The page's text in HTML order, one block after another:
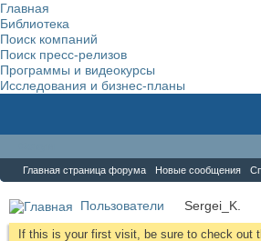
Главная
Библиотека
Поиск компаний
Поиск пресс-релизов
Программы и видеокурсы
Исследования и бизнес-планы
Главная страница форума Новые сообщения
Пользователи Sergei_K.
If this is your first visit, be sure to check out